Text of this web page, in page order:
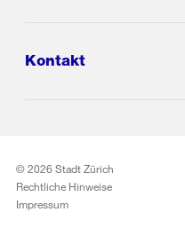
Kontakt
© 2026 Stadt Zürich
Rechtliche Hinweise
Impressum